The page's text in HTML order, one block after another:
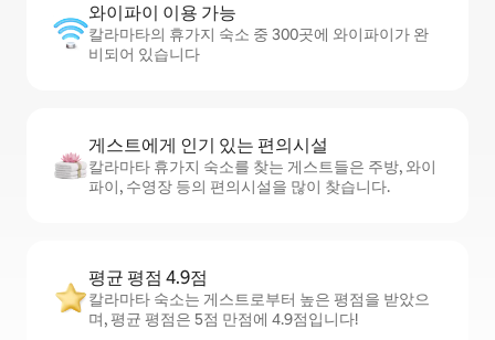
와이파이 이용 가능
칼라마타의 휴가지 숙소 중 300곳에 와이파이가 완
비되어 있습니다
게스트에게 인기 있는 편의시설
칼라마타 휴가지 숙소를 찾는 게스트들은 주방, 와이
파이, 수영장 등의 편의시설을 많이 찾습니다.
평균 평점 4.9점
칼라마타 숙소는 게스트로부터 높은 평점을 받았으
며, 평균 평점은 5점 만점에 4.9점입니다!